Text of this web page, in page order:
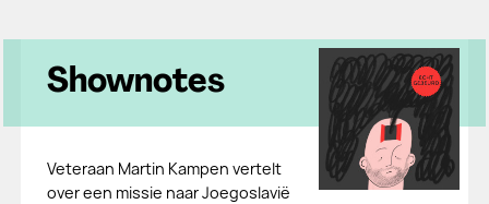
Shownotes
Veteraan Martin Kampen vertelt
over een missie naar Joegoslavië